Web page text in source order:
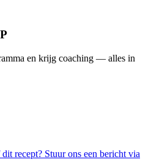
en krijg coaching — alles in
recept? Stuur ons een bericht via